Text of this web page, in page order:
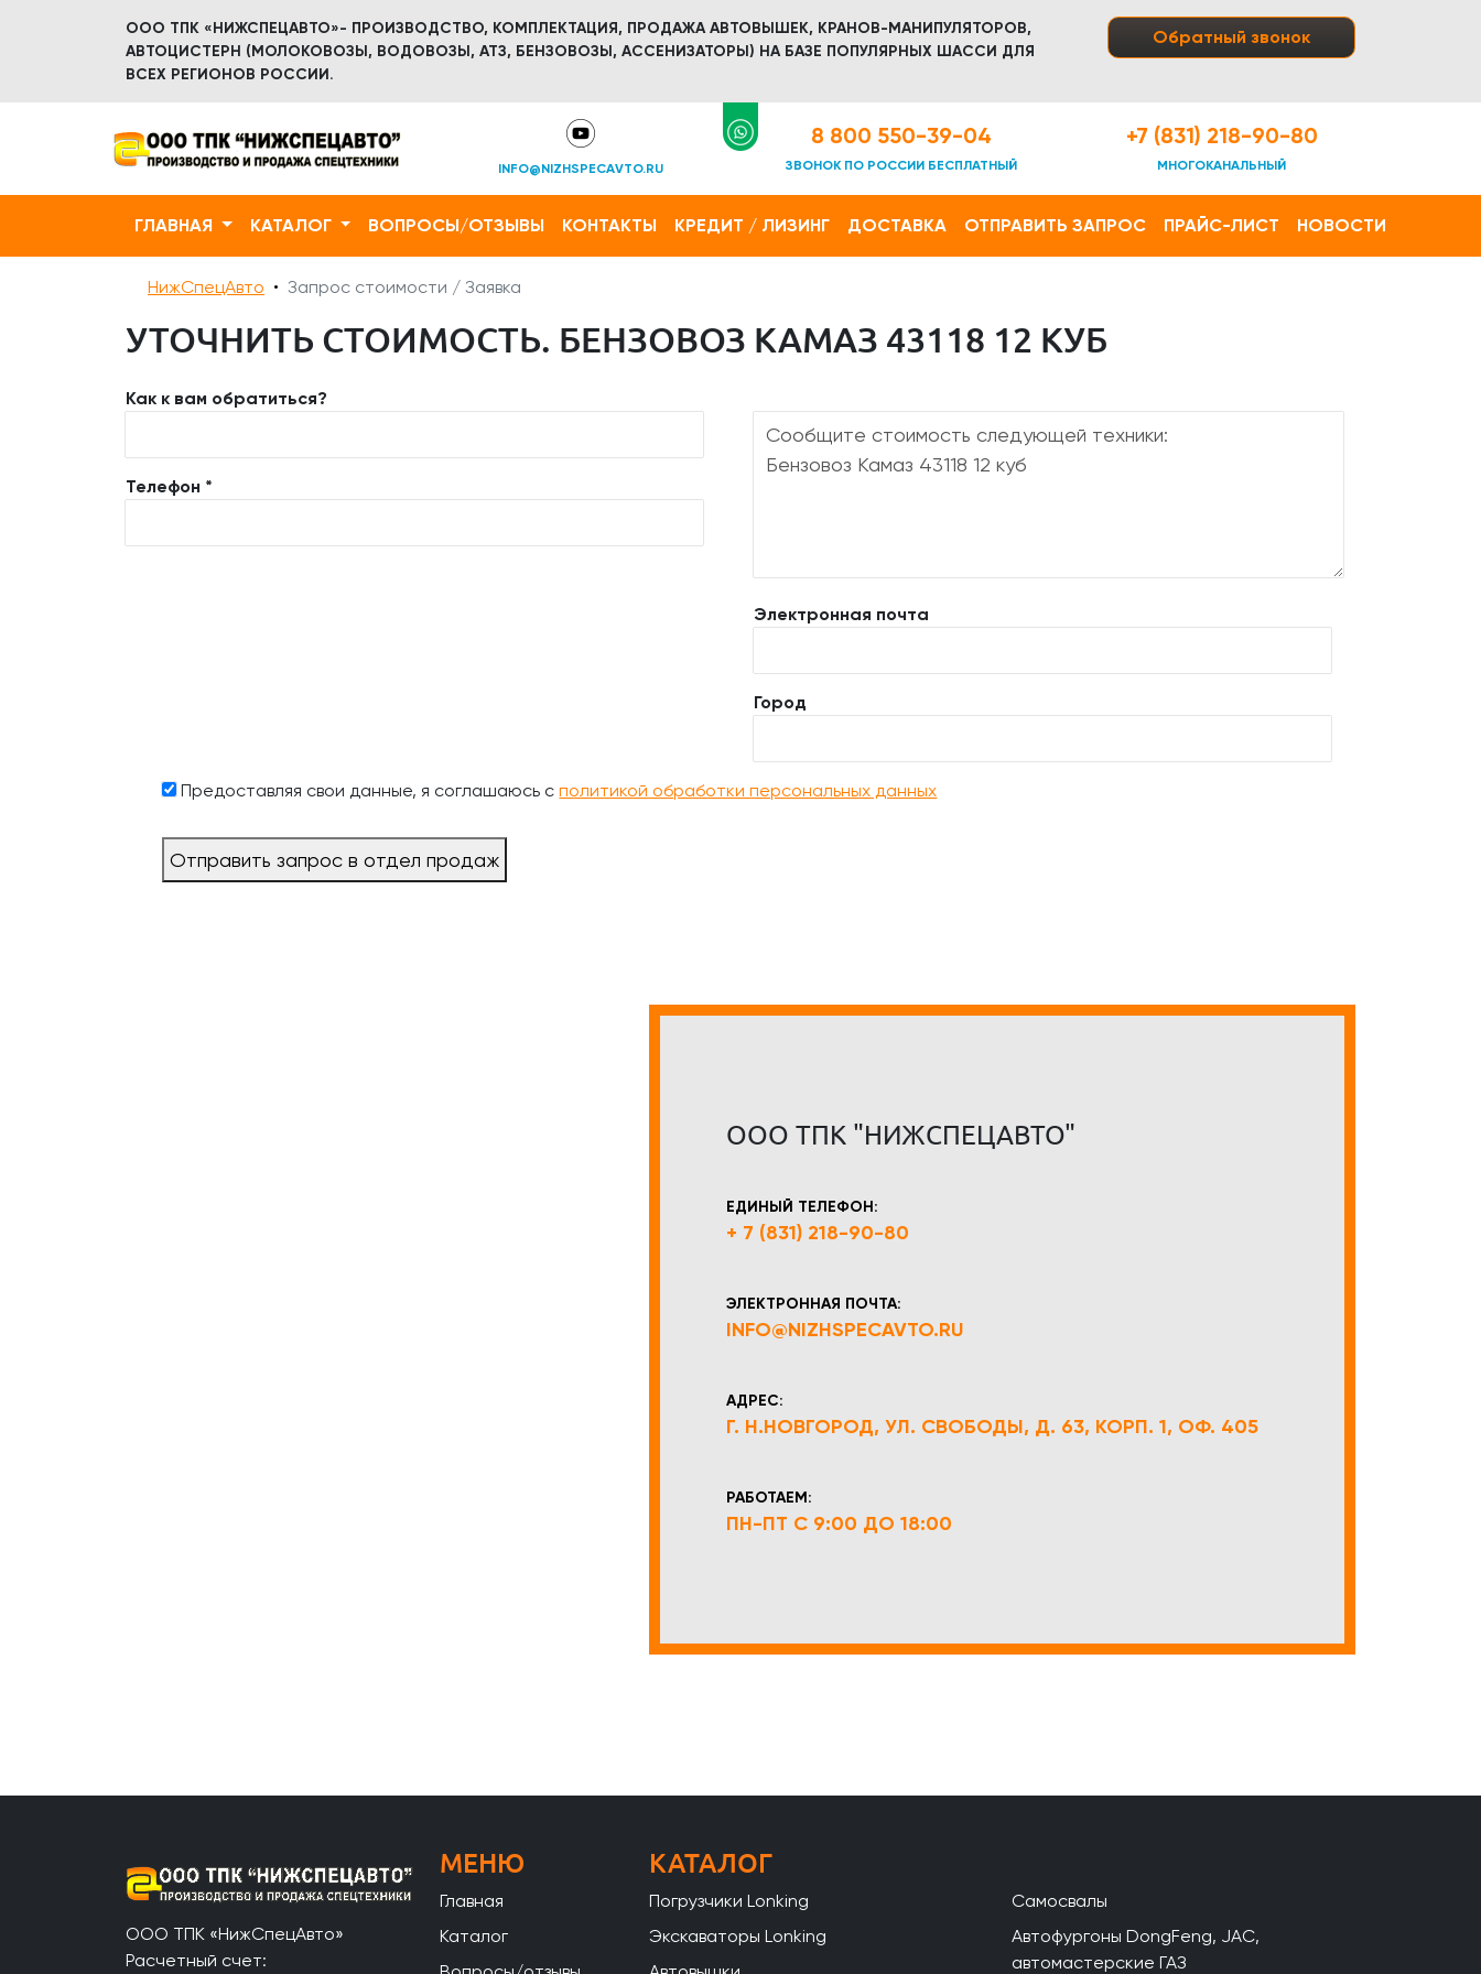
ООО ТПК «НИЖСПЕЦАВТО»- ПРОИЗВОДСТВО, КОМПЛЕКТАЦИЯ, ПРОДАЖА АВТОВЫШЕК, КРАНОВ-МАНИПУЛЯТОРОВ,
АВТОЦИСТЕРН (МОЛОКОВОЗЫ, ВОДОВОЗЫ, АТЗ, БЕНЗОВОЗЫ, АССЕНИЗАТОРЫ) НА БАЗЕ ПОПУЛЯРНЫХ ШАССИ ДЛЯ
ВСЕХ РЕГИОНОВ РОССИИ.
Обратный звонок
INFO@NIZHSPECAVTO.RU
8 800 550-39-04
ЗВОНОК ПО РОССИИ БЕСПЛАТНЫЙ
+7 (831) 218-90-80
МНОГОКАНАЛЬНЫЙ
ГЛАВНАЯ КАТАЛОГ ВОПРОСЫ/ОТЗЫВЫ КОНТАКТЫ КРЕДИТ / ЛИЗИНГ ДОСТАВКА ОТПРАВИТЬ ЗАПРОС ПРАЙС-ЛИСТ НОВОСТИ
НижСпецАвто Запрос стоимости / Заявка
УТОЧНИТЬ СТОИМОСТЬ. БЕНЗОВОЗ КАМАЗ 43118 12 КУБ
Как к вам обратиться?
Телефон *
Электронная почта
Город
Предоставляя свои данные, я соглашаюсь сполитикой обработки персональных данных
Отправить запрос в отдел продаж
ООО ТПК "НИЖСПЕЦАВТО"
ЕДИНЫЙ ТЕЛЕФОН:
+ 7 (831) 218-90-80
ЭЛЕКТРОННАЯ ПОЧТА:
INFO@NIZHSPECAVTO.RU
АДРЕС:
Г. Н.НОВГОРОД, УЛ. СВОБОДЫ, Д. 63, КОРП. 1, ОФ. 405
РАБОТАЕМ:
ПН-ПТ С 9:00 ДО 18:00
ООО ТПК «НижСпецАвто»
Расчетный счет:
МЕНЮ
Главная
Каталог
КАТАЛОГ
Погрузчики Lonking
Экскаваторы Lonking
Самосвалы
Автофургоны DongFeng, JAC,
автомастерские ГАЗ